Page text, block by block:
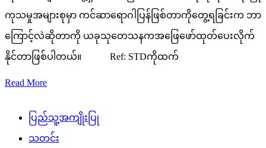
ကုသမှုအများစုမှာ ကင်ဆာရောဂါပြန်ဖြစ်တာကိုတွေ့ရခြင်းက ဘာ
ကြောင့်လဲဆိုတာကို ယခုသုတေသနကအဖြေဖော်ထုတ်ပေးလိုက်
နိုင်တာဖြစ်ပါတယ်။ Ref: STDကိုထက်
Read More
ပြည်သူ့အကျိုးပြု
သတင်း